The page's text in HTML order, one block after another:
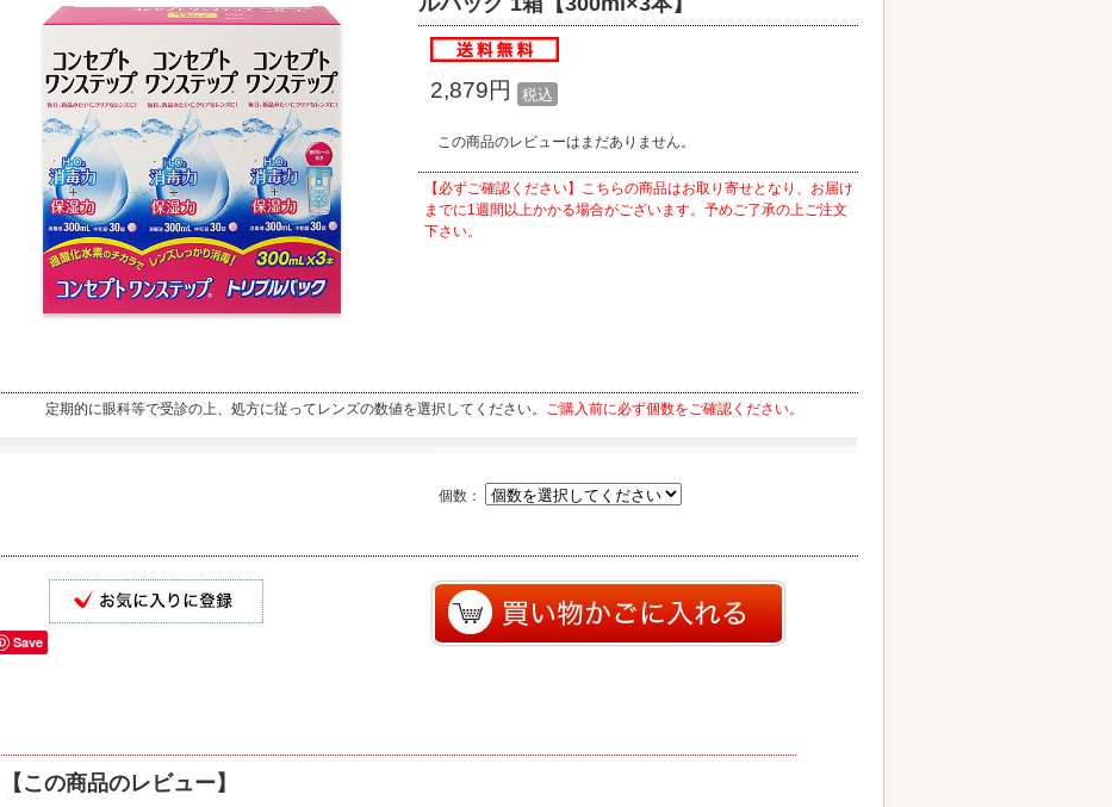
2,879円 税込
この商品のレビューはまだありません。
【必ずご確認ください】こちらの商品はお取り寄せとなり、お届け
までに1週間以上かかる場合がございます。予めご了承の上ご注文
下さい。
定期的に眼科等で受診の上、処方に従ってレンズの数値を選択してください。 ご購入前に必ず個数をご確認ください。
個数：
Save
【この商品のレビュー】